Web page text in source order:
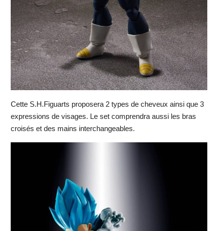
Cette S.H.Figuarts proposera 2 types de cheveux ainsi que 3
expressions de visages. Le set comprendra aussi les bras
croisés et des mains interchangeables.